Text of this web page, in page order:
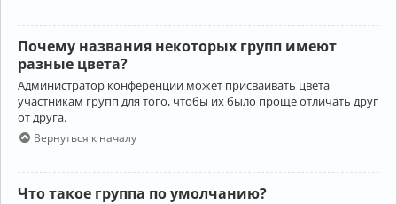
Почему названия некоторых групп имеют
разные цвета?
Администратор конференции может присваивать цвета
участникам групп для того, чтобы их было проще отличать друг
от друга.
Вернуться к началу
Что такое группа по умолчанию?